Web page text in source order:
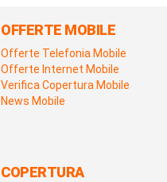
OFFERTE MOBILE
Offerte Telefonia Mobile
Offerte Internet Mobile
Verifica Copertura Mobile
News Mobile
COPERTURA